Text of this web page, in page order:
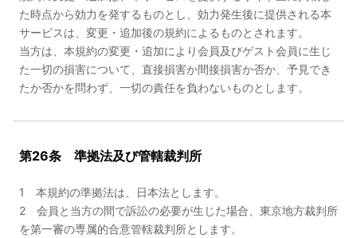
た時点から効力を発するものとし、効力発生後に提供される本
サービスは、変更・追加後の規約によるものとされます。
当方は、本規約の変更・追加により会員及びゲスト会員に生じ
た一切の損害について、直接損害か間接損害か否か、予見でき
たか否かを問わず、一切の責任を負わないものとします。
第26条 準拠法及び管轄裁判所
1 本規約の準拠法は、日本法とします。
2 会員と当方の間で訴訟の必要が生じた場合、東京地方裁判所
を第一審の専属的合意管轄裁判所とします。